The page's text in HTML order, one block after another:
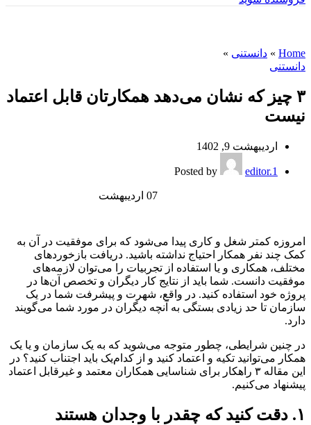
Home
» دانستنی »
دانستنی
۳ چیز که نشان می‌دهد همکارتان قابل اعتماد
نیست
اردیبهشت 9, 1402
Posted by editor.1
07 اردیبهشت
امروزه کمتر شغل و کاری پیدا می‌شود که برای موفقیت در آن به
کمک چند نفر همکار احتیاج نداشته باشید. دریافت بازخوردهای
مختلف،‌ همکاری و یا استفاده از تجربیات را می‌توان لازمه‌های
موفقیت دانست. شما باید از نتایج کار دیگران و تخصص آن‌ها در
پروژه خود استفاده کنید. در واقع، شهرت و پیشرفت شما در یک
سازمان تا حد زیادی بستگی به آنچه دیگران در مورد شما می‌‌گویند
دارد.
در چنین شرایطی، چطور متوجه می‌شوید که به یک سازمان و یا یک
همکار می‌توانید تکیه و اعتماد کنید و از کدام‌یک باید اجتناب کنید؟ در
این مقاله ۳ راهکار برای شناسایی همکاران معتمد و غیرقابل اعتماد
پیشنهاد می‌کنیم.
۱. دقت کنید که چقدر با وجدان هستند